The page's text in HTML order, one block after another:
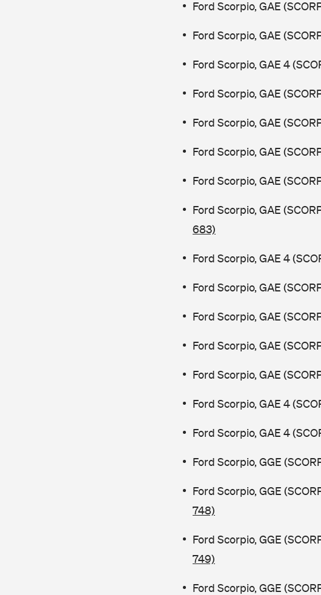
Ford Scorpio, GAE
Ford Scorpio, GAE
Ford Scorpio, GAE 4
Ford Scorpio, GAE
Ford Scorpio, GAE
Ford Scorpio, GAE
Ford Scorpio, GAE
Ford Scorpio, GAE
683)
Ford Scorpio, GAE 4
Ford Scorpio, GAE
Ford Scorpio, GAE
Ford Scorpio, GAE
Ford Scorpio, GAE
Ford Scorpio, GAE 4
Ford Scorpio, GAE 4
Ford Scorpio, GGE
Ford Scorpio, GGE
748)
Ford Scorpio, GGE
749)
Ford Scorpio, GGE